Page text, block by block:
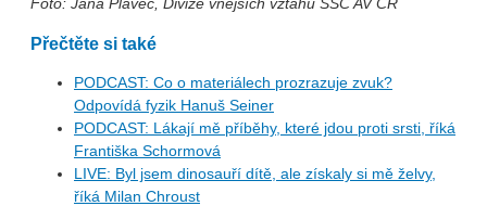
Foto: Jana Plavec, Divize vnějších vztahů SSČ AV ČR
Přečtěte si také
PODCAST: Co o materiálech prozrazuje zvuk?
Odpovídá fyzik Hanuš Seiner
PODCAST: Lákají mě příběhy, které jdou proti srsti, říká
Františka Schormová
LIVE: Byl jsem dinosauří dítě, ale získaly si mě želvy,
říká Milan Chroust